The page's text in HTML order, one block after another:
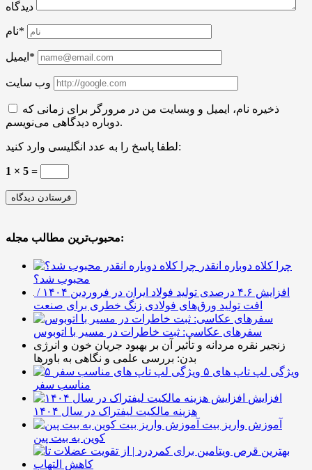
دیدگاه
نام*
ایمیل*
وب سایت
ذخیره نام، ایمیل و وبسایت من در مرورگر برای زمانی که
دوباره دیدگاهی می‌نویسم.
لطفا پاسخ را به عدد انگلیسی وارد کنید:
1 × 5 =
محبوب‌ترین مطالب مجله:
چرا کلاه دوباره انقدر
محبوب شد؟
افزایش ۴.۶ درصدی تولید فولاد ایران در فروردین ۱۴۰۴ /
افت تولید ورق‌های فولادی زنگ خطری برای صنعت
سفرهای عکاسی: ثبت خاطرات در مسیر با اتوبوس
زنجیر نقره مردانه و تأثیر آن بر بهبود جریان خون و انرژی
بدن: بررسی علمی و نگاهی به باورها
۵ ویژگی لپ تاپ های
مناسب سفر
افزایش
هزینه مالکیت لیفتراک در سال ۱۴۰۴
آموزش واریز بیت
کوین به بیت پین